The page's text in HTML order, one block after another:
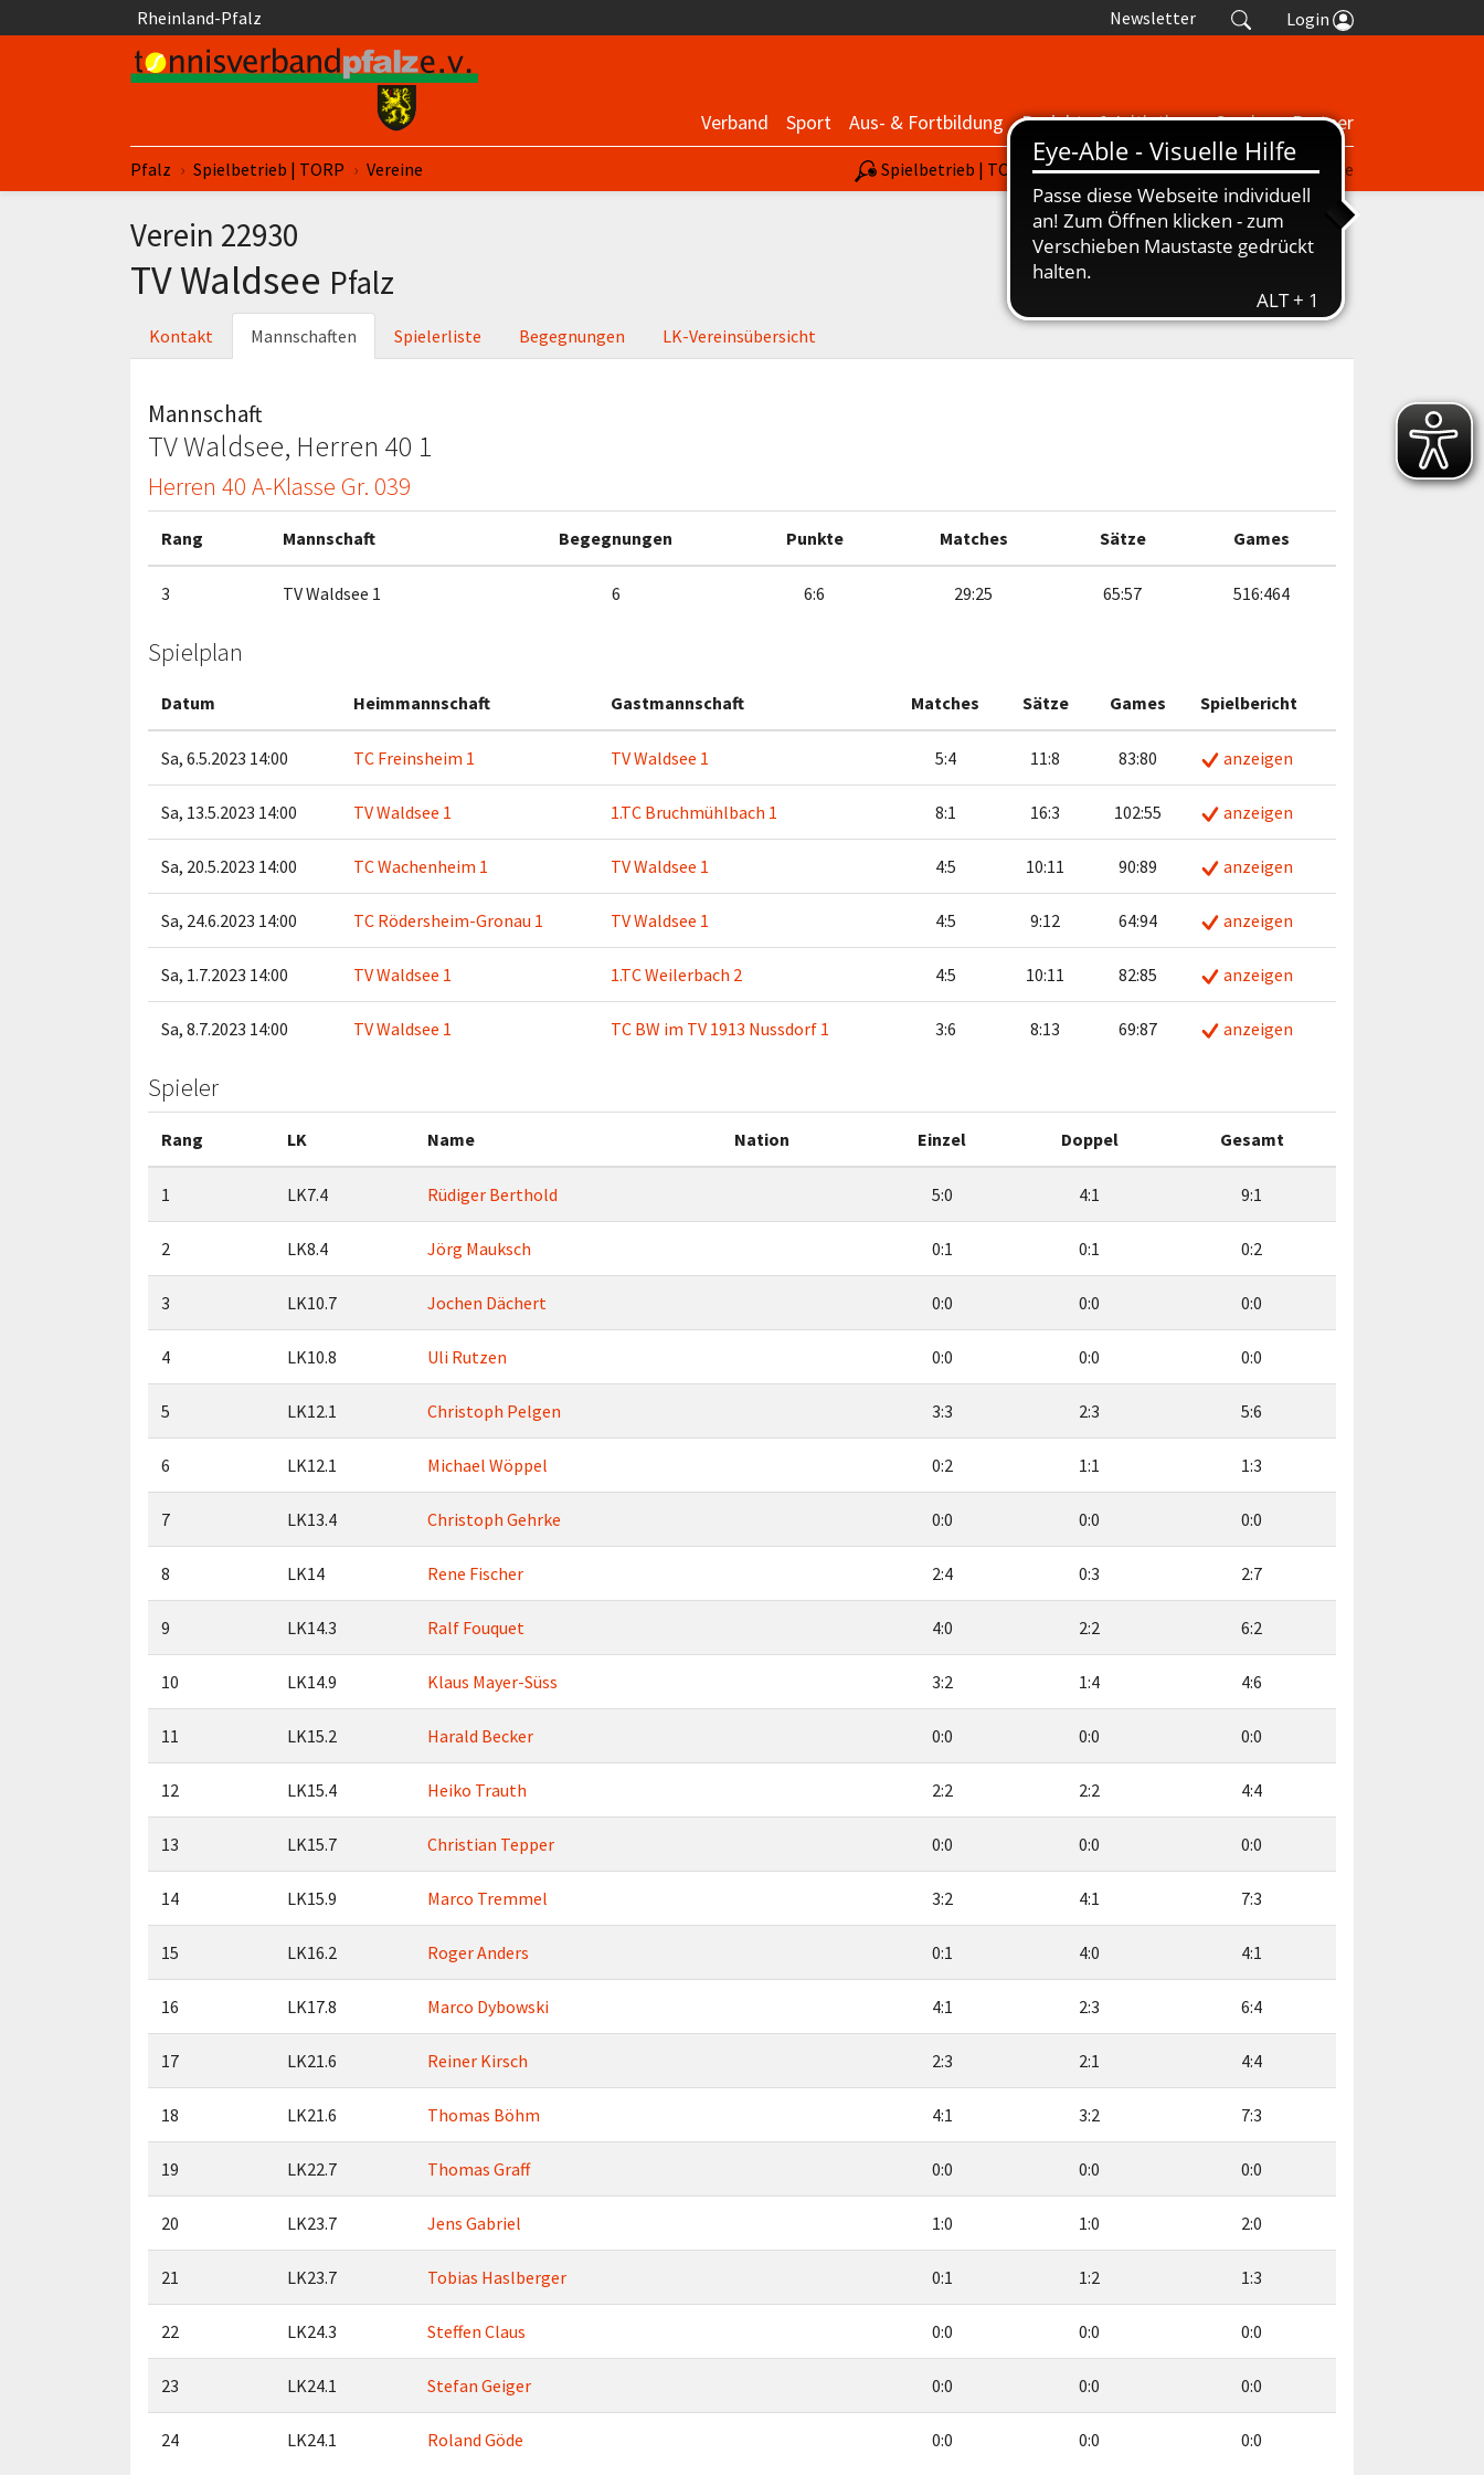
Springe zum SeiteninhaltRheinland-Pfalz Newsletter Login
Verband Sport Aus- & Fortbildung Projekte & Initiativen Service Partner
Spielbetrieb | TORP nuScore Turniere Termine
Sie sind hier:
Pfalz Spielbetrieb | TORP Vereine
Verein 22930
TV Waldsee Pfalz
Kontakt Mannschaften Spielerliste Begegnungen LK-Vereinsübersicht
Mannschaft
TV Waldsee, Herren 40 1
Herren 40 A-Klasse Gr. 039
Rang Mannschaft Begegnungen Punkte Matches Sätze Games
3 TV Waldsee 1 6 6:6 29:25 65:57 516:464
Spielplan
Datum Heimmannschaft Gastmannschaft Matches Sätze Games Spielbericht
Sa, 6.5.2023 14:00 TC Freinsheim 1 TV Waldsee 1 5:4 11:8 83:80 anzeigen
Sa, 13.5.2023 14:00 TV Waldsee 1 1.TC Bruchmühlbach 1 8:1 16:3 102:55 anzeigen
Sa, 20.5.2023 14:00 TC Wachenheim 1 TV Waldsee 1 4:5 10:11 90:89 anzeigen
Sa, 24.6.2023 14:00 TC Rödersheim-Gronau 1 TV Waldsee 1 4:5 9:12 64:94 anzeigen
Sa, 1.7.2023 14:00 TV Waldsee 1 1.TC Weilerbach 2 4:5 10:11 82:85 anzeigen
Sa, 8.7.2023 14:00 TV Waldsee 1 TC BW im TV 1913 Nussdorf 1 3:6 8:13 69:87 anzeigen
Spieler
Rang LK Name Nation Einzel Doppel Gesamt
1 LK7.4 Rüdiger Berthold 5:0 4:1 9:1
2 LK8.4 Jörg Mauksch 0:1 0:1 0:2
3 LK10.7 Jochen Dächert 0:0 0:0 0:0
4 LK10.8 Uli Rutzen 0:0 0:0 0:0
5 LK12.1 Christoph Pelgen 3:3 2:3 5:6
6 LK12.1 Michael Wöppel 0:2 1:1 1:3
7 LK13.4 Christoph Gehrke 0:0 0:0 0:0
8 LK14 Rene Fischer 2:4 0:3 2:7
9 LK14.3 Ralf Fouquet 4:0 2:2 6:2
10 LK14.9 Klaus Mayer-Süss 3:2 1:4 4:6
11 LK15.2 Harald Becker 0:0 0:0 0:0
12 LK15.4 Heiko Trauth 2:2 2:2 4:4
13 LK15.7 Christian Tepper 0:0 0:0 0:0
14 LK15.9 Marco Tremmel 3:2 4:1 7:3
15 LK16.2 Roger Anders 0:1 4:0 4:1
16 LK17.8 Marco Dybowski 4:1 2:3 6:4
17 LK21.6 Reiner Kirsch 2:3 2:1 4:4
18 LK21.6 Thomas Böhm 4:1 3:2 7:3
19 LK22.7 Thomas Graff 0:0 0:0 0:0
20 LK23.7 Jens Gabriel 1:0 1:0 2:0
21 LK23.7 Tobias Haslberger 0:1 1:2 1:3
22 LK24.3 Steffen Claus 0:0 0:0 0:0
23 LK24.1 Stefan Geiger 0:0 0:0 0:0
24 LK24.1 Roland Göde 0:0 0:0 0:0